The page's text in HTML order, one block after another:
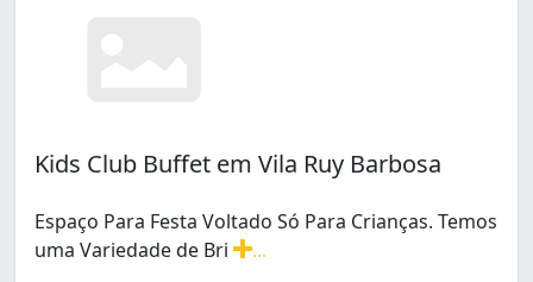
Kids Club Buffet em Vila Ruy Barbosa
Espaço Para Festa Voltado Só Para Crianças. Temos
uma Variedade de Bri